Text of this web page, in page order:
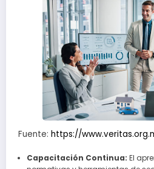
Fuente: https://
Capacitación Continua: El